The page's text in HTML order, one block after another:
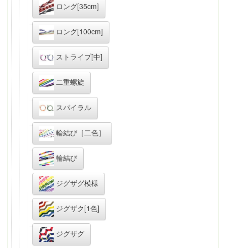
ロング[35cm]
ロング[100cm]
ストライプ[中]
二重螺旋
スパイラル
輪結び［二色］
輪結び
ジグザグ模様
ジグザク[1色]
ジグザグ